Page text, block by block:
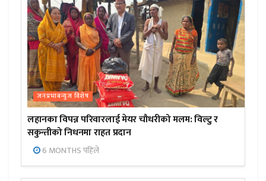
जनप्रभाबन्युज विशेष
लहानका विपन्न परिवारलाई मेयर चौधरीको मलम: विल्टु र
सकुन्तीको निधनमा राहत प्रदान
6 MONTHS पहिले